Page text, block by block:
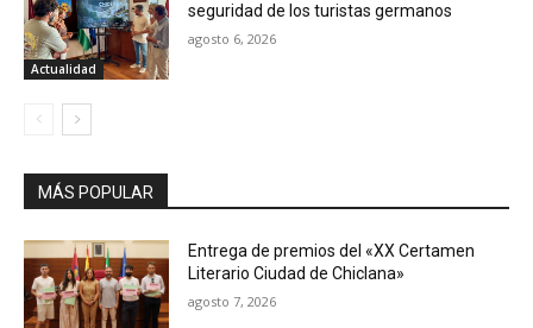
Actualidad
seguridad de los turistas germanos
agosto 6, 2026
MÁS POPULAR
Entrega de premios del «XX Certamen
Literario Ciudad de Chiclana»
agosto 7, 2026